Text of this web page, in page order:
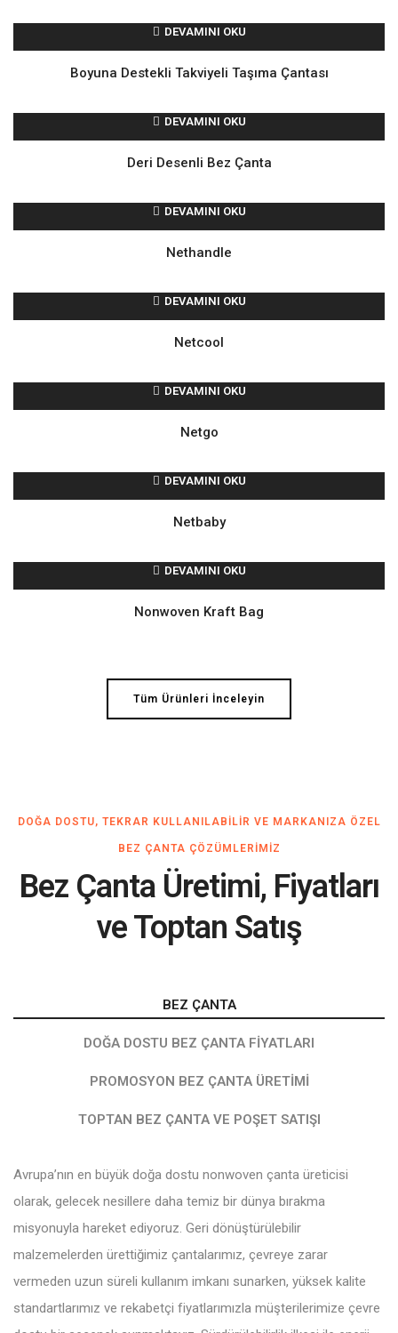
DEVAMINI OKU
Boyuna Destekli Takviyeli Taşıma Çantası
DEVAMINI OKU
Deri Desenli Bez Çanta
DEVAMINI OKU
Nethandle
DEVAMINI OKU
Netcool
DEVAMINI OKU
Netgo
DEVAMINI OKU
Netbaby
DEVAMINI OKU
Nonwoven Kraft Bag
Tüm Ürünleri İnceleyin
DOĞA DOSTU, TEKRAR KULLANILABILIR VE MARKANIZA ÖZEL
BEZ ÇANTA ÇÖZÜMLERIMIZ
Bez Çanta Üretimi, Fiyatları
ve Toptan Satış
BEZ ÇANTA
DOĞA DOSTU BEZ ÇANTA FIYATLARI
PROMOSYON BEZ ÇANTA ÜRETIMI
TOPTAN BEZ ÇANTA VE POŞET SATIŞI
Avrupa’nın en büyük doğa dostu nonwoven çanta üreticisi
olarak, gelecek nesillere daha temiz bir dünya bırakma
misyonuyla hareket ediyoruz. Geri dönüştürülebilir
malzemelerden ürettiğimiz çantalarımız, çevreye zarar
vermeden uzun süreli kullanım imkanı sunarken, yüksek kalite
standartlarımız ve rekabetçi fiyatlarımızla müşterilerimize çevre